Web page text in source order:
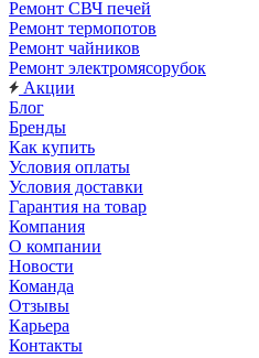
Ремонт СВЧ печей
Ремонт термопотов
Ремонт чайников
Ремонт электромясорубок
Акции
Блог
Бренды
Как купить
Условия оплаты
Условия доставки
Гарантия на товар
Компания
О компании
Новости
Команда
Отзывы
Карьера
Контакты